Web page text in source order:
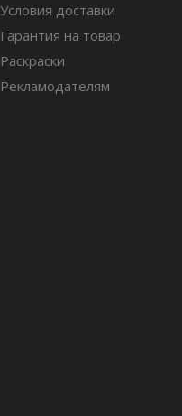
Условия доставки
Гарантия на товар
Раскраски
Рекламодателям